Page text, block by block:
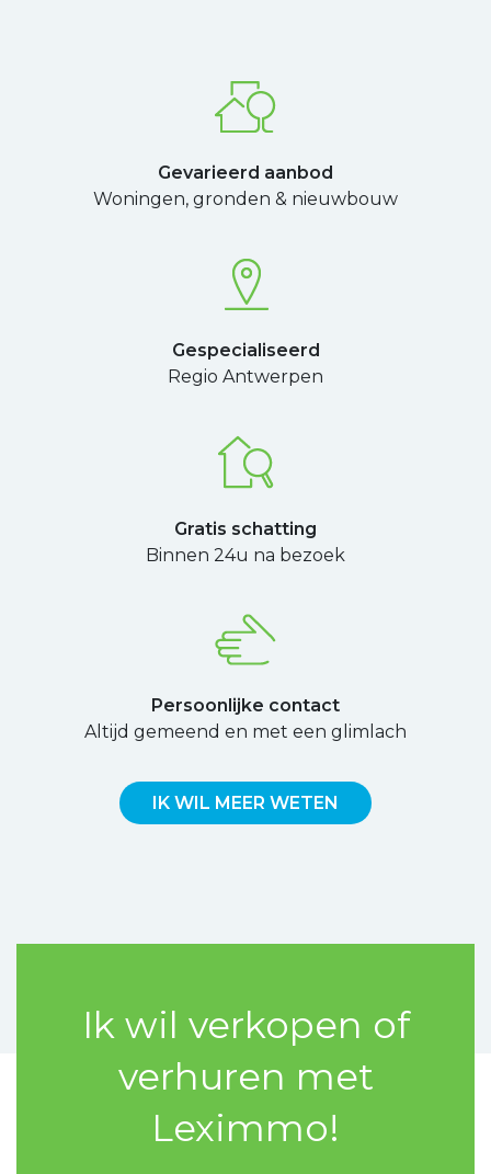
Gevarieerd aanbod
Woningen, gronden & nieuwbouw
Gespecialiseerd
Regio Antwerpen
Gratis schatting
Binnen 24u na bezoek
Persoonlijke contact
Altijd gemeend en met een glimlach
IK WIL MEER WETEN
Ik wil verkopen of
verhuren met
Leximmo!